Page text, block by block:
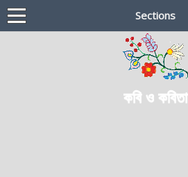
Sections
কবি ও কবিতা